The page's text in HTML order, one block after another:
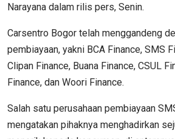
Narayana dalam rilis pers, Senin.
Carsentro Bogor telah menggandeng
pembiayaan, yakni BCA Finance, SMS
Clipan Finance, Buana Finance, CSUL
Finance, dan Woori Finance.
Salah satu perusahaan pembiayaan
mengatakan pihaknya menghadirkan